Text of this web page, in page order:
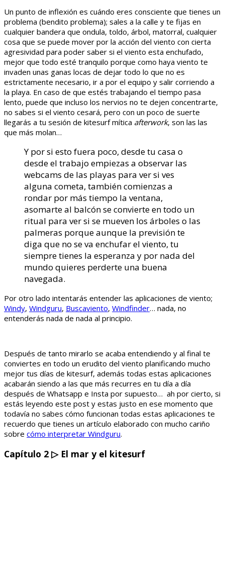
Un punto de inflexión es cuándo eres consciente que tienes un
problema (bendito problema); sales a la calle y te fijas en
cualquier bandera que ondula, toldo, árbol, matorral, cualquier
cosa que se puede mover por la acción del viento con cierta
agresividad para poder saber si el viento esta enchufado,
mejor que todo esté tranquilo porque como haya viento te
invaden unas ganas locas de dejar todo lo que no es
estrictamente necesario, ir a por el equipo y salir corriendo a
la playa. En caso de que estés trabajando el tiempo pasa
lento, puede que incluso los nervios no te dejen concentrarte,
no sabes si el viento cesará, pero con un poco de suerte
llegarás a tu sesión de kitesurf mítica afterwork, son las las
que más molan…
Y por si esto fuera poco, desde tu casa o
desde el trabajo empiezas a observar las
webcams de las playas para ver si ves
alguna cometa, también comienzas a
rondar por más tiempo la ventana,
asomarte al balcón se convierte en todo un
ritual para ver si se mueven los árboles o las
palmeras porque aunque la previsión te
diga que no se va enchufar el viento, tu
siempre tienes la esperanza y por nada del
mundo quieres perderte una buena
navegada.
Por otro lado intentarás entender las aplicaciones de viento;
Windy, Windguru, Buscaviento, Windfinder… nada, no
entenderás nada de nada al principio.
Después de tanto mirarlo se acaba entendiendo y al final te
conviertes en todo un erudito del viento planificando mucho
mejor tus días de kitesurf, además todas estas aplicaciones
acabarán siendo a las que más recurres en tu día a día
después de Whatsapp e Insta por supuesto… ah por cierto, si
estás leyendo este post y estas justo en ese momento que
todavía no sabes cómo funcionan todas estas aplicaciones te
recuerdo que tienes un artículo elaborado con mucho cariño
sobre cómo interpretar Windguru.
Capítulo 2 ▷ El mar y el kitesurf